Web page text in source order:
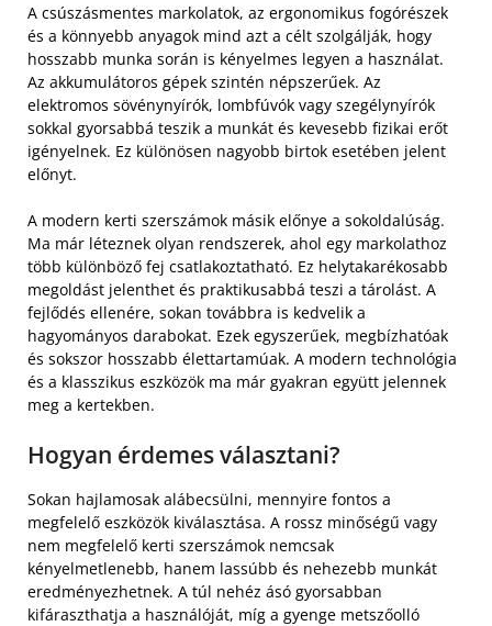
A csúszásmentes markolatok, az ergonomikus fogórészek
és a könnyebb anyagok mind azt a célt szolgálják, hogy
hosszabb munka során is kényelmes legyen a használat.
Az akkumulátoros gépek szintén népszerűek. Az
elektromos sövénynyírók, lombfúvók vagy szegélynyírók
sokkal gyorsabbá teszik a munkát és kevesebb fizikai erőt
igényelnek. Ez különösen nagyobb birtok esetében jelent
előnyt.
A modern kerti szerszámok másik előnye a sokoldalúság.
Ma már léteznek olyan rendszerek, ahol egy markolathoz
több különböző fej csatlakoztatható. Ez helytakarékosabb
megoldást jelenthet és praktikusabbá teszi a tárolást. A
fejlődés ellenére, sokan továbbra is kedvelik a
hagyományos darabokat. Ezek egyszerűek, megbízhatóak
és sokszor hosszabb élettartamúak. A modern technológia
és a klasszikus eszközök ma már gyakran együtt jelennek
meg a kertekben.
Hogyan érdemes választani?
Sokan hajlamosak alábecsülni, mennyire fontos a
megfelelő eszközök kiválasztása. A rossz minőségű vagy
nem megfelelő kerti szerszámok nemcsak
kényelmetlenebb, hanem lassúbb és nehezebb munkát
eredményezhetnek. A túl nehéz ásó gyorsabban
kifáraszthatja a használóját, míg a gyenge metszőolló